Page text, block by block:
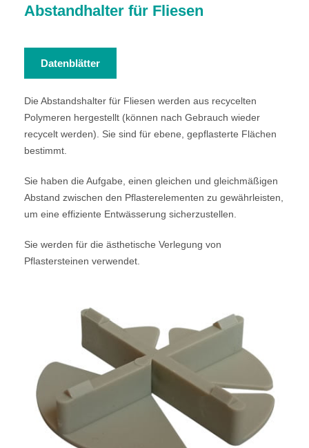
Abstandhalter für Fliesen
Datenblätter
Die Abstandshalter für Fliesen werden aus recycelten
Polymeren hergestellt (können nach Gebrauch wieder
recycelt werden). Sie sind für ebene, gepflasterte Flächen
bestimmt.
Sie haben die Aufgabe, einen gleichen und gleichmäßigen
Abstand zwischen den Pflasterelementen zu gewährleisten,
um eine effiziente Entwässerung sicherzustellen.
Sie werden für die ästhetische Verlegung von
Pflastersteinen verwendet.